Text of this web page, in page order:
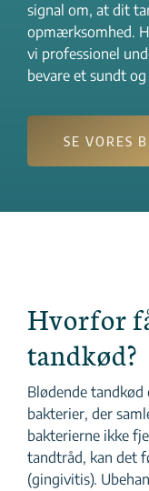
signal om, at dit
opmærksomhed.
vi professionel
bevare et sundt
SE VORES
Hvorfor
tandkød?
Blødende
bakterier, der
bakterierne ikke
tandtråd, kan det
(gingivitis).